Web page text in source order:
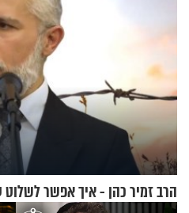
הרב זמיר כהן - איך אפשר